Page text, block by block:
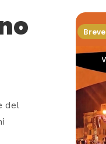
del
Breve